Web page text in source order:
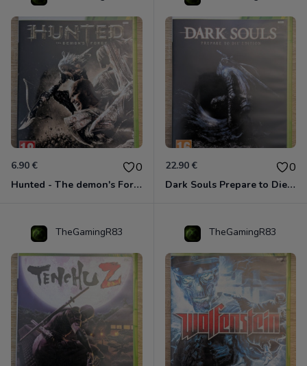
6.90 € 0
Hunted - The demon's Forge Xbox 360 (Complet CIB)
22.90 € 0
Dark Souls Prepare to Die Edition XBOX 360
TheGamingR83 TheGamingR83